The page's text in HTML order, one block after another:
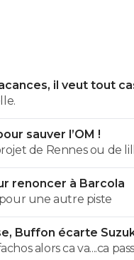
il veut tout
sauver l’OM !
de Rennes ou de
chaques année
.. perso non merci je
éléments et
en temps ca
pour L'OM il aurait
pas L'OM ..
renoncer à Barcola
une autre piste
Buffon écarte
alors ca va....ca